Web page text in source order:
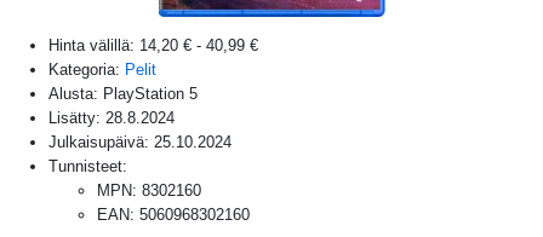
Hinta välillä: 14,20 € - 40,99 €
Kategoria: Pelit
Alusta: PlayStation 5
Lisätty: 28.8.2024
Julkaisupäivä: 25.10.2024
Tunnisteet:
MPN: 8302160
EAN: 5060968302160